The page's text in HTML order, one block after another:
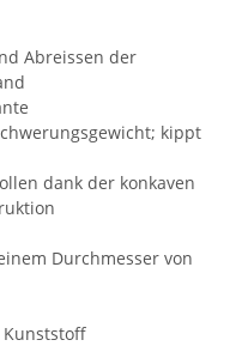
Abreissen der
kippt
dank der konkaven
Durchmesser von